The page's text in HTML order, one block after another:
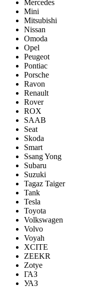
Mercedes
Mini
Mitsubishi
Nissan
Omoda
Opel
Peugeot
Pontiac
Porsсhe
Ravon
Renault
Rover
ROX
SAAB
Seat
Skoda
Smart
Ssang Yong
Subaru
Suzuki
Tagaz Taiger
Tank
Tesla
Toyota
Volkswagen
Volvo
Voyah
XCITE
ZEEKR
Zotye
ГАЗ
УАЗ